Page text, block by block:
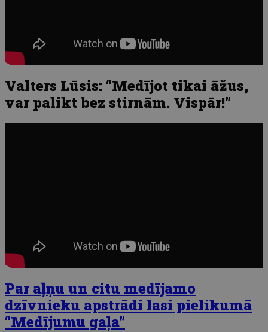
Valters Lūsis: “Medījot tikai āžus,
var palikt bez stirnām. Vispār!”
Par aļņu un citu medījamo
dzīvnieku apstrādi lasi pielikumā
“Medījumu gaļa”